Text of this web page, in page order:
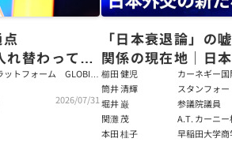
替わっても
ール理論
トフォーム GLOBIS
2026/07/31
「日本衰退論」の
関係の現在地｜日
戦略【櫛田健児×
輝】
櫛田 健児
カーネギー
ラムディレ
筒井 清輝
スタンフォ
大学アジア
フェロー
堀井 巌
参議院議員
関灘 茂
A.T. カーニ
本法人会長
本田 桂子 早稲田大学